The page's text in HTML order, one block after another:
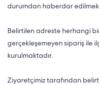
durumdan haberdar
Belirtilen adreste herhangi
gerçekleşemeyen sipariş ile
kurulmaktadır.
Ziyaretçimiz tarafından